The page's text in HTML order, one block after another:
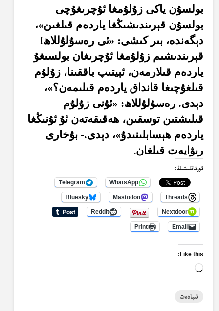
بولسۇن ياكى زۇلۇمغا ئۇچرىغۇچى
بولسۇن قېرىندىشىڭغا ياردەم قىلغىن»،
دېگەندە، بىر كىشى: «ئى رەسۇلۇللاھ!
قېرىندىشىم زۇلۇمغا ئۇچرىغان بولسىغۇ
ياردەم قىلارمەن، ئېيتىپ باققىنا، زۇلۇم
قىلغۇچىغا قانداق ياردەم قىلىمەن؟»،
دېدى. رەسۇلۇللاھ: «ئۇنى زۇلۇم
قىلىشتىن توسقىن، ھەقىقەتەن ئۇ ئۇنىڭغا
ياردەم ھېسابلىنىدۇ»، دېدى.- بۇخارى
رىۋايەت قىلغان.
ئورتاقلىشىڭ:
WhatsApp
Telegram
Threads
Mastodon
Bluesky
Nextdoor
Reddit
Email
Print
Like this:
Loading…
ئىبادەت